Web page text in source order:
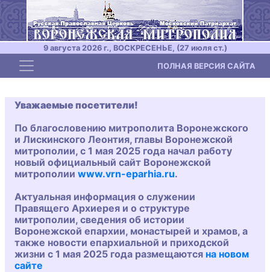
9 августа 2026 г., ВОСКРЕСЕНЬЕ, (27 июля ст.)
Toggle navigation ПОЛНАЯ ВЕРСИЯ САЙТА
Уважаемые посетители!
По благословению митрополита Воронежского
и Лискинского Леонтия, главы Воронежской
митрополии, с 1 мая 2025 года начал работу
новый официальный сайт Воронежской
митрополии www.vrn-eparhia.ru.
Актуальная информация о служении
Правящего Архиерея и о структуре
митрополии, сведения об истории
Воронежской епархии, монастырей и храмов, а
также новости епархиальной и приходской
жизни с 1 мая 2025 года размещаются на новом
сайте